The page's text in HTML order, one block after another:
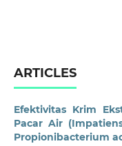
ARTICLES
Efektivitas Krim
Pacar Air
Propionibacterium